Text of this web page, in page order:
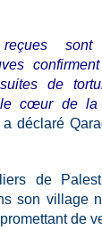
sont
de
le cœur de la
a déclaré
de
son village
de